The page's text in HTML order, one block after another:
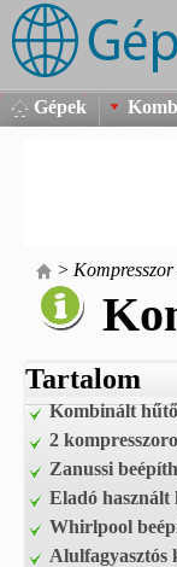
Gépek
> Kompresszor
Tartalom
Kombinált
2
Zanussi
Eladó
Whirlpool
Alulfagyasztós